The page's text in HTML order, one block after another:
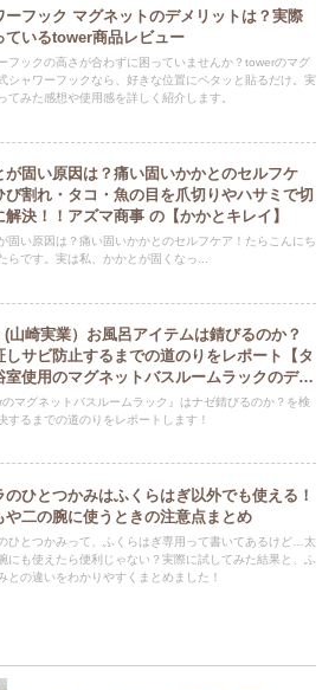
ーフック マグネットのデメリットは？実際
ているtower商品レビュー
フックの高さが合わずに困っていませんか？towerのマグ
シャワーフックなら、好きな位置にペタッと貼るだけ。実
てみた感想や使用感を詳しく紹介します。
が固い原因は？痛い固いかかとのセルフケ
び割れ・タコ・魚の目を爪切りやハサミで切
解決！！アズマ商事 の【かかとキレイ】
固い原因は？痛い固いかかとのセルフケア！たらこんにち
です。実は私、かかとが固くなっ...
山崎実業）お風呂アイテムは錆びるのか？
しサビ防止するまでの道のりをレポート【タ
室使用のマグネットバスルームラックのデメ
だった錆を解決！！】
のマグネットバスルームラック』はナゼ錆びるのか？を検
するまでの道のりをレポートします！
のひとつかみはふくらはぎ以外でも使える！
や二の腕に使うときの注意点まとめ
ひとつかみって、ふくらはぎ専用って書いてあるけど…太
にも使えたら便利じゃない？実際に試してみた結果と、ふ
との違いをわかりやすくまとめました！